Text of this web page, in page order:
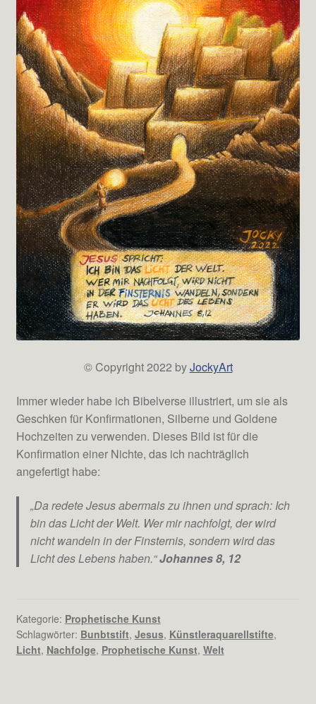
© Copyright 2022 byJockyArt
Immer wieder habe ich Bibelverse illustriert, um sie als
Geschken für Konfirmationen, Silberne und Goldene
Hochzeiten zu verwenden. Dieses Bild ist für die
Konfirmation einer Nichte, das ich nachträglich
angefertigt habe:
„Da redete Jesus abermals zu ihnen und sprach: Ich
bin das Licht der Welt. Wer mir nachfolgt, der wird
nicht wandeln in der Finsternis, sondern wird das
Licht des Lebens haben.“Johannes 8, 12
Kategorie: Prophetische Kunst
Schlagwörter: Bunbtstift, Jesus, Künstleraquarellstifte,
Licht, Nachfolge, Prophetische Kunst, Welt